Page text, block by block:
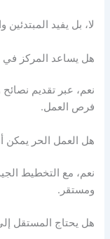
لا، بل يفيد المبتدئين
هل يساعد المركز في
نعم، عبر تقديم
فرص العمل.
هل العمل الحر
نعم، مع التخطيط
ومستقر.
هل يحتاج المستقل